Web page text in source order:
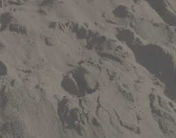
de
contre
risque
à
lès-
Béziers